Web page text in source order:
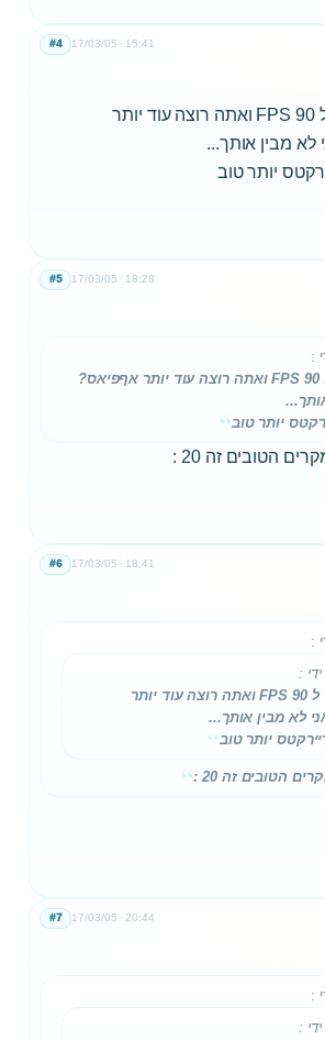
17/03/05 15:41
#4
אחי יש לך בין 70 ל 90 FPS ואתה רוצה עוד יותר
לא מבין אותך...
יותר טוב
17/03/05 18:28
#5
:
אחי יש לך בין 70 ל 90 FPS ואתה רוצה עוד יותר אףפיאס?
יותר טוב
הטובים זה 20 :
17/03/05 18:41
#6
:
:
אחי יש לך בין 70 ל 90 FPS ואתה רוצה עוד יותר
לא מבין אותך...
יותר טוב
הטובים זה 20 :
17/03/05 20:44
#7
:
: